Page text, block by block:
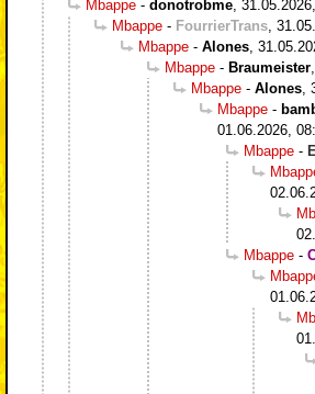
Mbappe - donotrobme
Mbappe - FourrierTrans
Mbappe - Alones
Mbappe - Braumeister
Mbappe - Alones
Mbappe -
01.06.2026,
Mbappe -
Mbappe -